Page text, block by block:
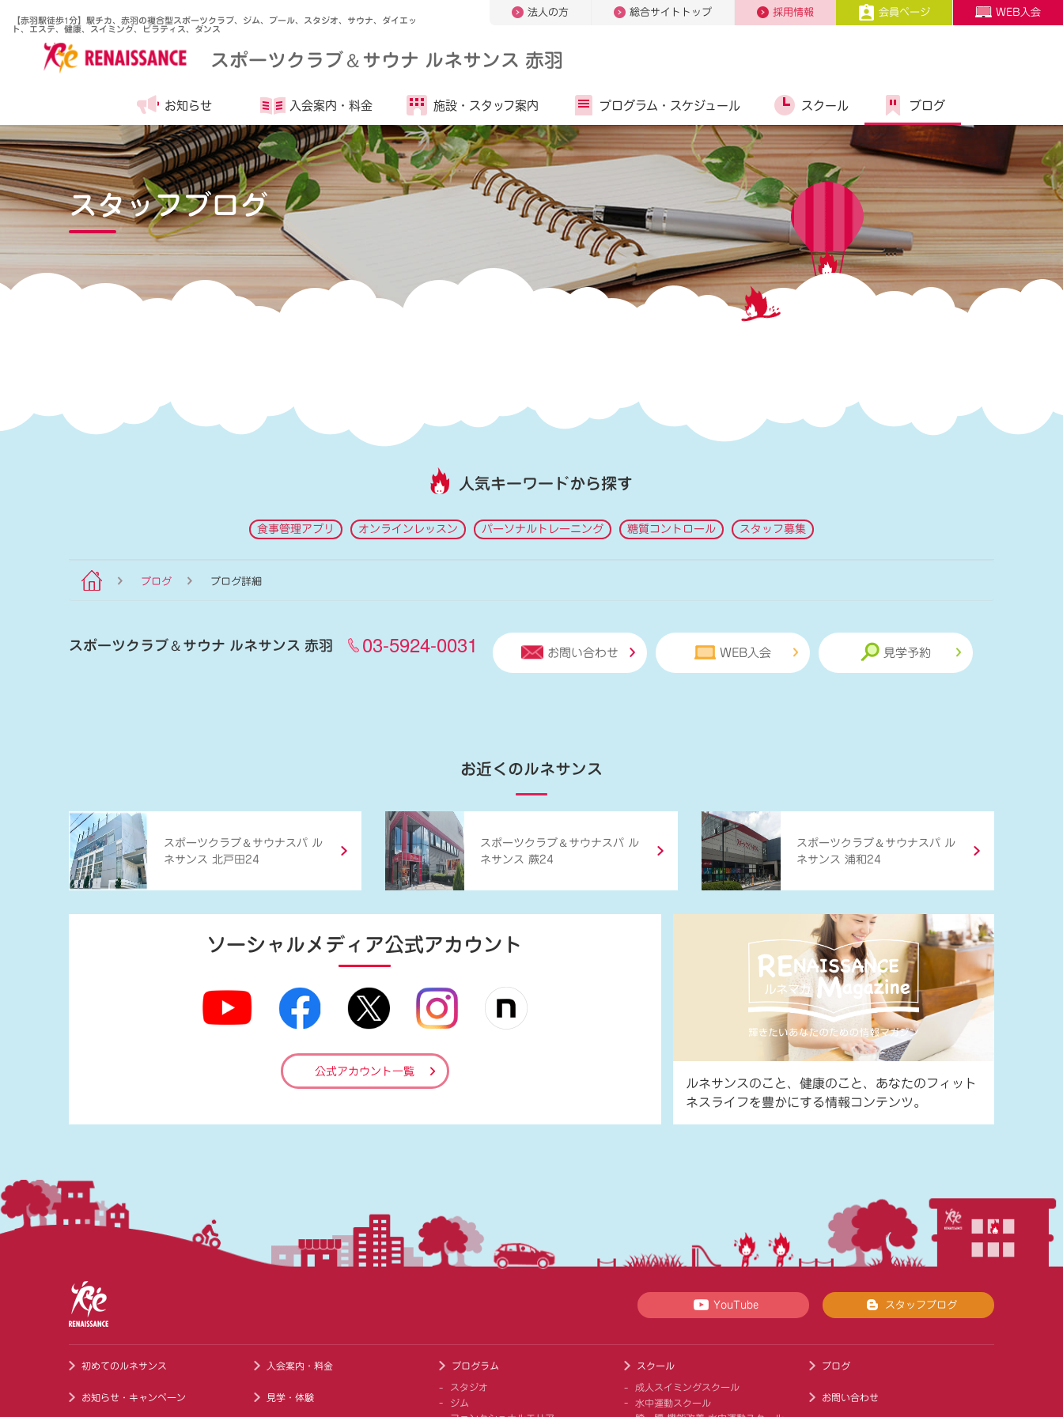
【赤羽駅徒歩1分】駅チカ、赤羽の複合型スポーツクラブ、ジム、プール、スタジオ、サウナ、ダイエッ
ト、エステ、健康、スイミング、ピラティス、ダンス
法人の方 総合サイトトップ 採用情報 会員ページ WEB入会
スポーツクラブ＆サウナ ルネサンス 赤羽
お知らせ 入会案内・ 料金 施設・ スタッフ案内 プログラム・ スケジュール スクール ブログ
スタッフブログ
人気キーワードから探す
食事管理アプリ オンラインレッスン パーソナルトレーニング 糖質コントロール スタッフ募集
ブログ ブログ詳細
スポーツクラブ＆サウナ ルネサンス 赤羽 03-5924-0031 お問い合わせ WEB入会 見学予約
お近くのルネサンス
スポーツクラブ ＆ サウナスパ ル
ネサンス 北戸田24
スポーツクラブ ＆ サウナスパ ル
ネサンス 蕨24
スポーツクラブ ＆ サウナスパ ル
ネサンス 浦和24
ソーシャルメディア公式アカウント
公式アカウント一覧
ルネサンスのこと、健康のこと、あなたのフィット
ネスライフを豊かにする情報コンテンツ。
YouTube スタッフブログ
初めてのルネサンス
お知らせ・キャンペーン
入会案内・料金
見学・体験
プログラム
スタジオ
ジム
スクール
成人スイミングスクール
水中運動スクール
ブログ
お問い合わせ